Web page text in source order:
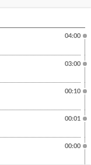
04:00
03:00
00:10
00:01
00:00